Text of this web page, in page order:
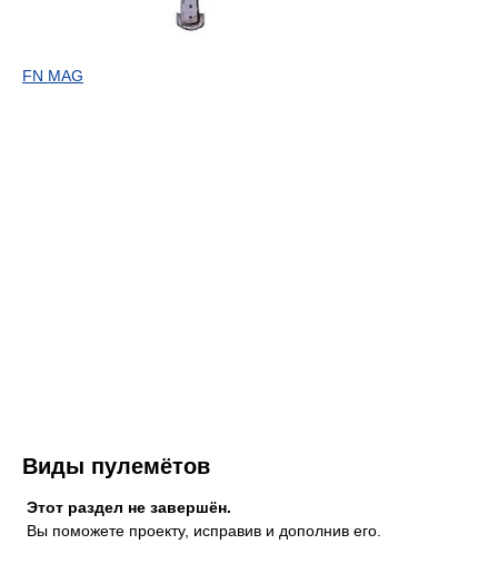
FN MAG
Виды пулемётов
Этот раздел не завершён.
Вы поможете проекту, исправив и дополнив его.